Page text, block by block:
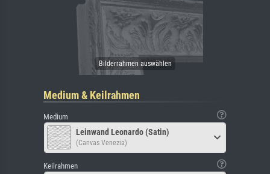
Medium & Keilrahmen
Medium
Leinwand Leonardo (Satin)
(Canvas Venezia)
Keilrahmen